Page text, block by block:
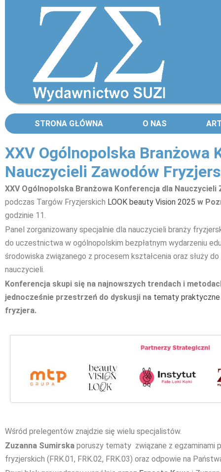
STRONA GŁÓWNA O NAS
XXV Ogólnopolska Branżowa
Nauczycieli Zawodów
XXV Ogólnopolska Branżowa Konferencja dla
podczas Targów Fryzjerskich LOOK beauty Vision 2025 w
godzinie 11.
Panel zorganizowany specjalnie dla nauczycieli branży
do uczestnictwa w ogólnopolskim bezpłatnym wydarzeniu
środowiska związanego z procesem kształcenia oraz służy
nauczycieli.
Konferencja skupi się na najnowszych trendach i
jednocześnie przestrzeń do dyskusji na tematy
fryzjera.
Wśród prelegentów znajdzie się wielu specjalistów.
Zuzanna Sumirska poruszy tematy związane z egzaminami
fryzjerskich (FRK.01, FRK.02, FRK.03) oraz odpowie na